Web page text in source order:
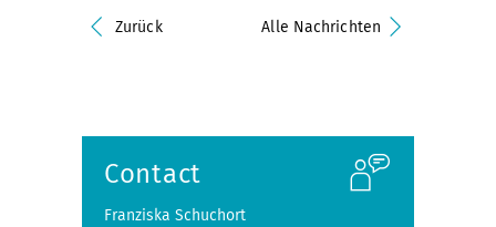
Zurück Alle Nachrichten
Contact
Franziska Schuchort